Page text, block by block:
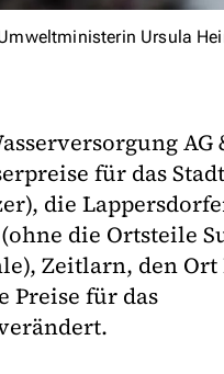
Ursula
AG
für das
die
die Ortsteile
Zeitlarn, den
Preise für das